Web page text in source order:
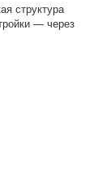
структура
— через